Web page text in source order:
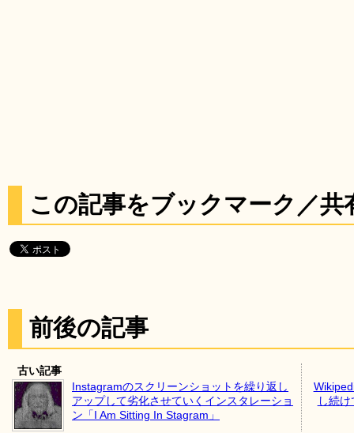
この記事をブックマーク／共
前後の記事
古い記事
Instagramのスクリーンショットを繰り返し
アップして劣化させていくインスタレーショ
ン「I Am Sitting In Stagram」
し続